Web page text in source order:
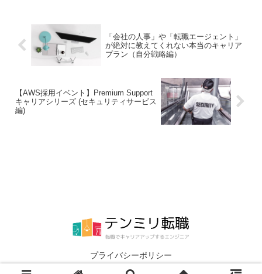
ジャから（個人的には役職がなくてもマ
ネージメントスキルが必要な場面は多々
あると感じています）テックリード、エ
ントに関して書かれたのがこの本です。
「会社の人事」や「転職エージェント」
が絶対に教えてくれない本当のキャリア
プラン（自分戦略編）
【AWS採用イベント】Premium Support
キャリアシリーズ (セキュリティサービス
編)
プライバシーポリシー